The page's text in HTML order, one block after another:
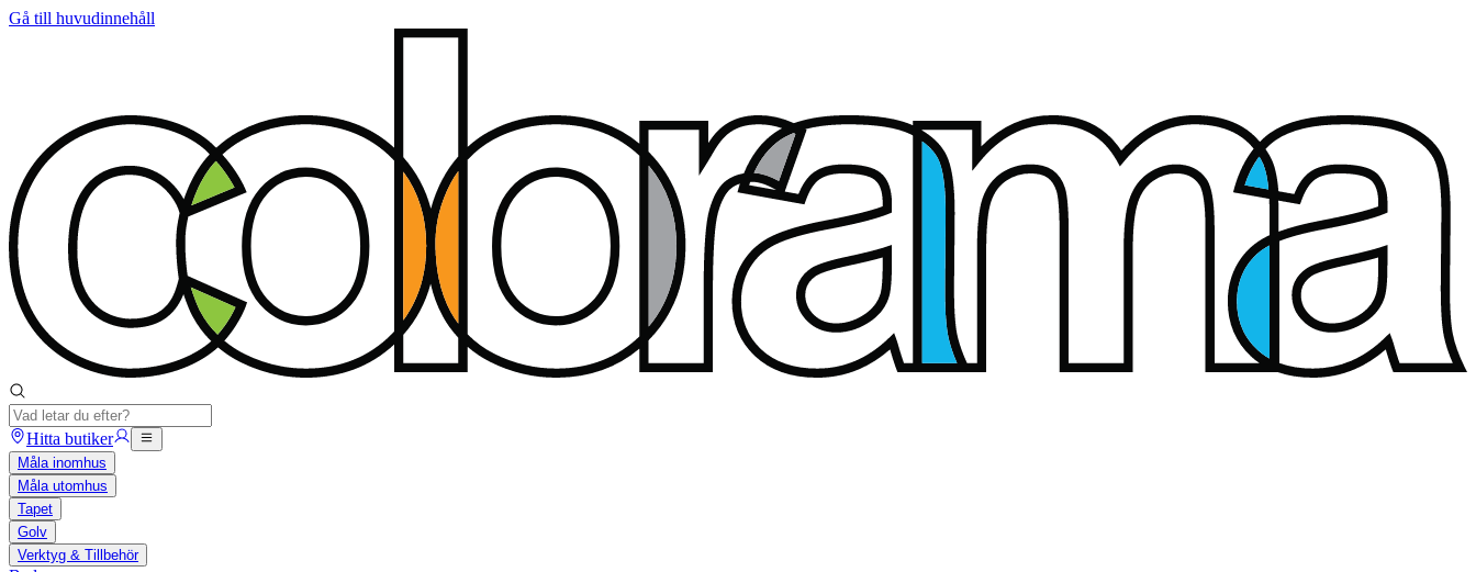
Gå till huvudinnehåll
Hitta butiker
Måla inomhus
Måla utomhus
Tapet
Golv
Verktyg & Tillbehör